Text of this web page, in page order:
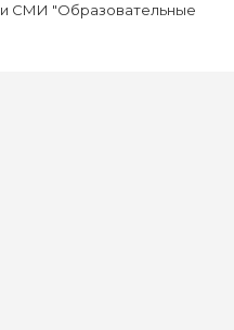
СМИ "Образовательные